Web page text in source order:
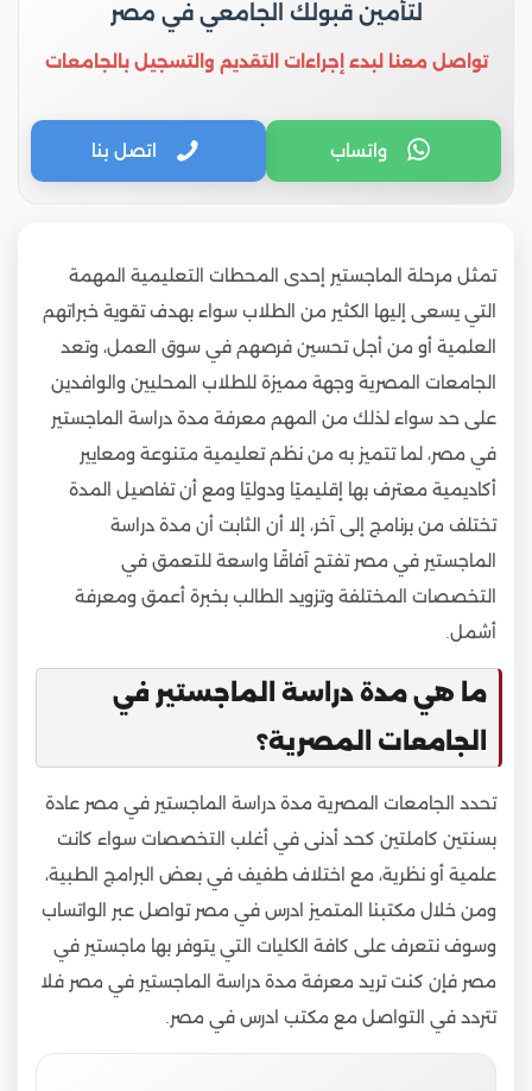
لتأمين قبولك الجامعي في مصر
تواصل معنا لبدء إجراءات التقديم والتسجيل بالجامعات
واتساب اتصل بنا
تمثل مرحلة الماجستير إحدى المحطات التعليمية المهمة
التي يسعى إليها الكثير من الطلاب سواء بهدف تقوية خبراتهم
العلمية أو من أجل تحسين فرصهم في سوق العمل، وتعد
الجامعات المصرية وجهة مميزة للطلاب المحليين والوافدين
على حد سواء لذلك من المهم معرفة مدة دراسة الماجستير
في مصر، لما تتميز به من نظم تعليمية متنوعة ومعايير
أكاديمية معترف بها إقليميًا ودوليًا ومع أن تفاصيل المدة
تختلف من برنامج إلى آخر، إلا أن الثابت أن مدة دراسة
الماجستير في مصر تفتح آفاقًا واسعة للتعمق في
التخصصات المختلفة وتزويد الطالب بخبرة أعمق ومعرفة
أشمل.
ما هي مدة دراسة الماجستير في
الجامعات المصرية؟
تحدد الجامعات المصرية مدة دراسة الماجستير في مصر عادة
بسنتين كاملتين كحد أدنى في أغلب التخصصات سواء كانت
علمية أو نظرية، مع اختلاف طفيف في بعض البرامج الطبية،
ومن خلال مكتبنا المتميز ادرس في مصر تواصل عبر الواتساب
وسوف نتعرف على كافة الكليات التي يتوفر بها ماجستير في
مصر فإن كنت تريد معرفة مدة دراسة الماجستير في مصر فلا
تتردد في التواصل مع مكتب ادرس في مصر.